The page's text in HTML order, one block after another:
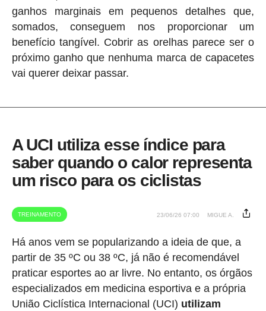
ganhos marginais em pequenos detalhes que,
somados, conseguem nos proporcionar um
benefício tangível. Cobrir as orelhas parece ser o
próximo ganho que nenhuma marca de capacetes
vai querer deixar passar.
A UCI utiliza esse índice para
saber quando o calor representa
um risco para os ciclistas
TREINAMENTO 23/06/26 07:00 MIGUE A.
Há anos vem se popularizando a ideia de que, a
partir de 35 ºC ou 38 ºC, já não é recomendável
praticar esportes ao ar livre. No entanto, os órgãos
especializados em medicina esportiva e a própria
União Ciclística Internacional (UCI) utilizam